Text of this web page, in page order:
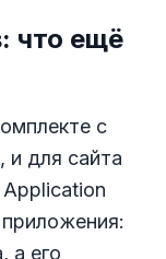
что ещё
с
для сайта
а его